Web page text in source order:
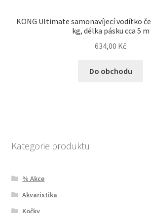
KONG Ultimate samonavíjecí vodítko
kg, délka pásku cca 5 m
634,00 Kč
Do obchodu
Kategorie produktu
% Akce
Akvaristika
Kočky